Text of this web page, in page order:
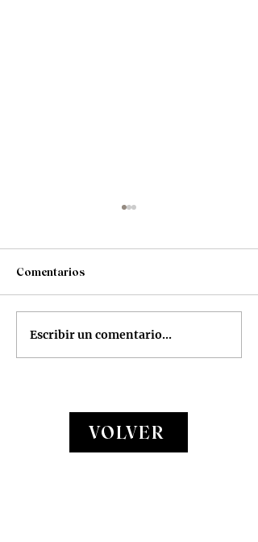
Loos Bar
Comentarios
Escribir un comentario...
VOLVER